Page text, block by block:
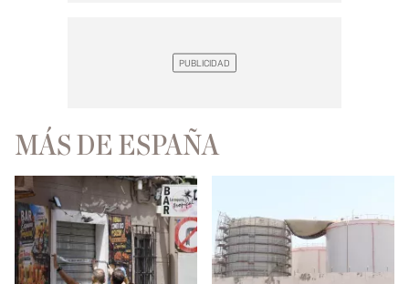
MÁS DE ESPAÑA